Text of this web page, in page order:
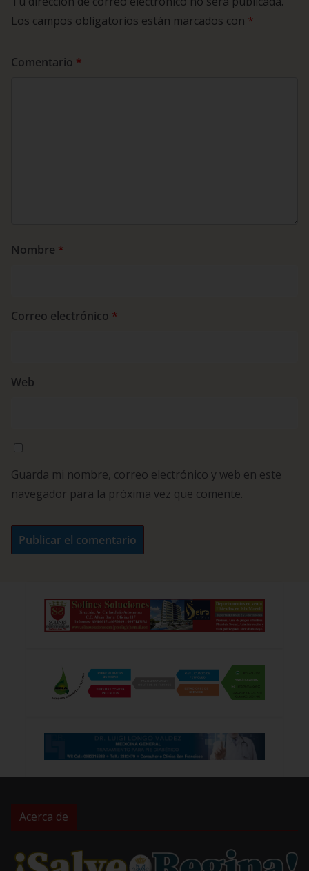
Los campos obligatorios están marcados con *
Comentario *
Nombre *
Correo electrónico *
Web
Guarda mi nombre, correo electrónico y web en este
navegador para la próxima vez que comente.
Acerca de